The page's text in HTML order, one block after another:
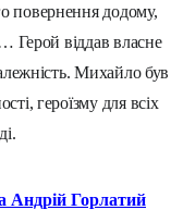
повернення додому,
Герой віддав власне
Михайло був
героїзму для всіх
Андрій Горлатий